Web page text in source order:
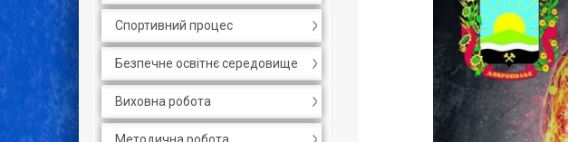
Спортивний процес
Безпечне освітнє середовище
Виховна робота